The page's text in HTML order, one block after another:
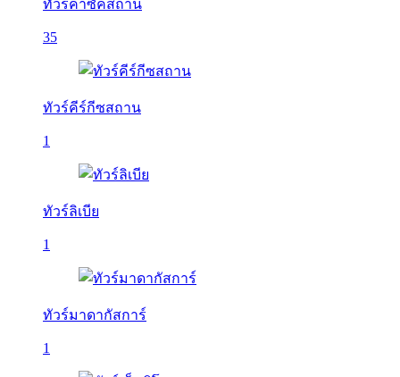
ทัวร์คาซัคสถาน
35
ทัวร์คีร์กีซสถาน
1
ทัวร์ลิเบีย
1
ทัวร์มาดากัสการ์
1